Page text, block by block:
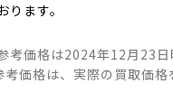
ります。
考価格は2024年12月23日
考価格は、実際の買取価格